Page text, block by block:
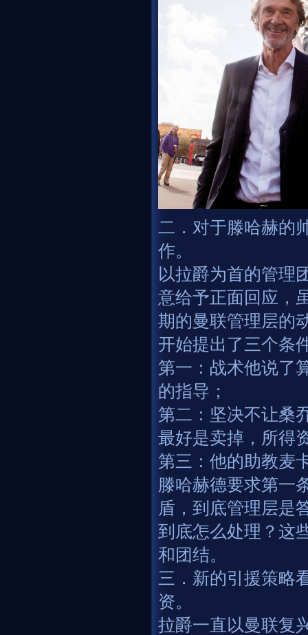
二．对于滕哈赫的
作。
以拉爵为首的管理
意给予正面回应，
期的曼联管理层的
开始提出了三个条
第一：战术他说了
的指导；
第二：坚决不让桑
最好是卖掉，所得
第三：他的助教麦
滕哈赫德要求第一
盾，到底管理层是
到底怎么处理？这
和团结。
三．新的引援策略
资。
拉爵一直以曼联复